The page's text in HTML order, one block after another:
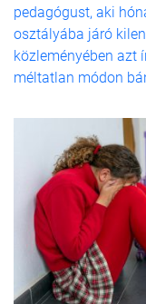
pedagógust, aki
osztályába járó
közleményében azt
méltatlan módon